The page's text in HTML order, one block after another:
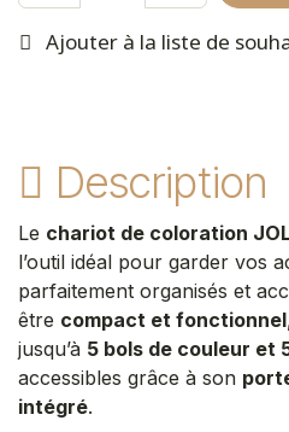
Ajouter à la liste de
Description
Le chariot de coloration
l’outil idéal pour garder vos
parfaitement organisés et
être compact et fonctionnel
jusqu’à 5 bols de couleur et
accessibles grâce à son
intégré.